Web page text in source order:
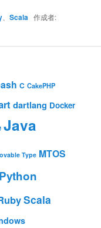
、Scala 作成者:
C CakePHP
dartlang Docker
Java
Type MTOS
Python
Scala